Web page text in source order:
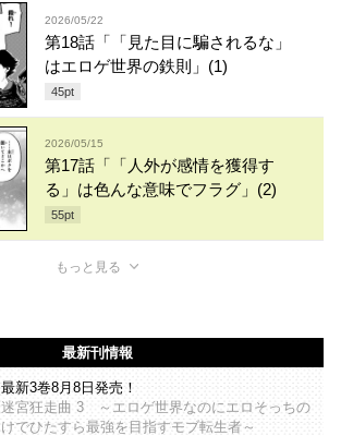
2026/05/22
第18話「「見た目に騙されるな」
はエロゲ世界の鉄則」(1)
45pt
2026/05/15
第17話「「人外が感情を獲得す
る」は色んな意味でフラグ」(2)
55pt
もっと見る
最新刊情報
最新3巻8月8日発売！
迷宮狂走曲 3 ～エロゲ世界なのにエロそっちの
けでひたすら最強を目指すモブ転生者～